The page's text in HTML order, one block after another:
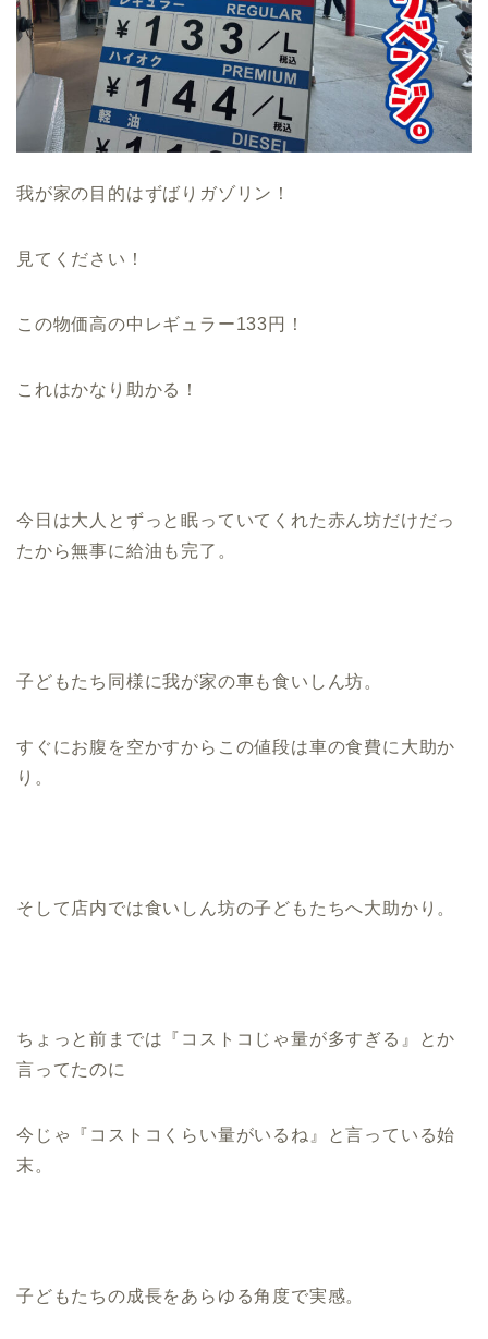
我が家の目的はずばりガゾリン！
見てください！
この物価高の中レギュラー133円！
これはかなり助かる！
今日は大人とずっと眠っていてくれた赤ん坊だけだっ
たから無事に給油も完了。
子どもたち同様に我が家の車も食いしん坊。
すぐにお腹を空かすからこの値段は車の食費に大助か
り。
そして店内では食いしん坊の子どもたちへ大助かり。
ちょっと前までは『コストコじゃ量が多すぎる』とか
言ってたのに
今じゃ『コストコくらい量がいるね』と言っている始
末。
子どもたちの成長をあらゆる角度で実感。